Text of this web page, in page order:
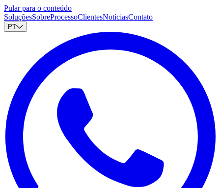
Pular para o conteúdo
SoluçõesSobreProcessoClientesNotíciasContato
PT